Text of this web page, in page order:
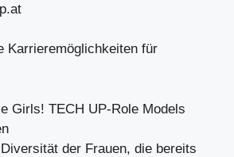
Karrieremöglichkeiten für
Girls! TECH UP-Role Models
der Frauen, die bereits